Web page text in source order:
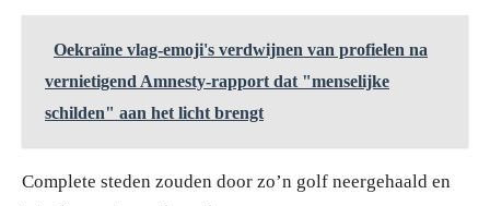
Oekraïne vlag-emoji's verdwijnen van profielen na
vernietigend Amnesty-rapport dat "menselijke
schilden" aan het licht brengt
Complete steden zouden door zo’n golf neergehaald en